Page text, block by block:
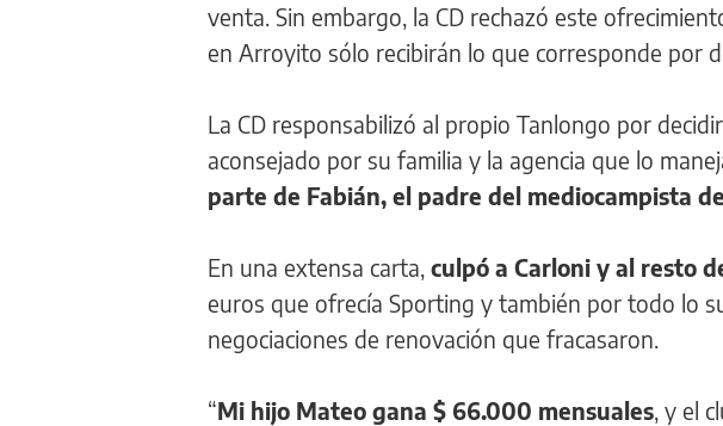
venta. Sin embargo, la CD rechazó este
en Arroyito sólo recibirán lo que corresponde por
La CD responsabilizó al propio Tanlongo por
aconsejado por su familia y la agencia que lo
parte de Fabián, el padre del mediocampista
En una extensa carta, culpó a Carloni y al resto
euros que ofrecía Sporting y también por todo lo
negociaciones de renovación que fracasaron.
“Mi hijo Mateo gana $ 66.000 mensuales , y el